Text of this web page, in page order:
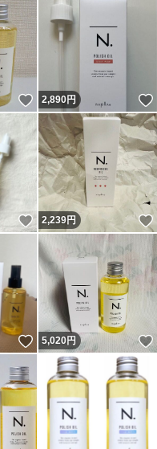
いいね！
2,890円
いいね！
2,239円
いいね！
5,020円